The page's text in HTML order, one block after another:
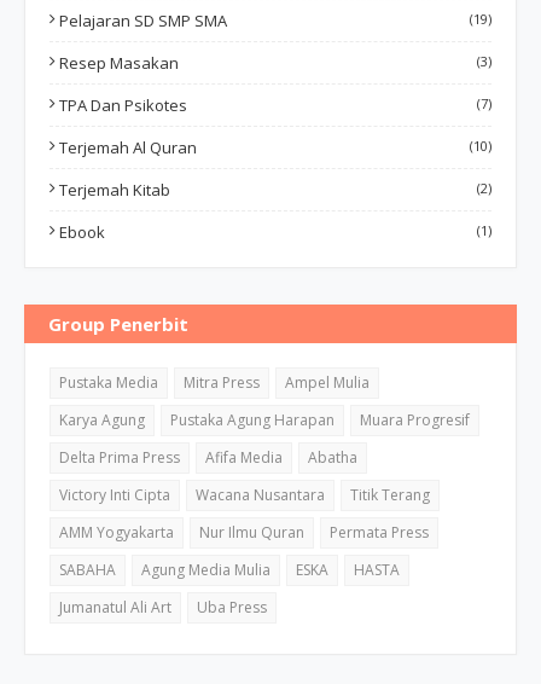
Pelajaran SD SMP SMA (19)
Resep Masakan (3)
TPA Dan Psikotes (7)
Terjemah Al Quran (10)
Terjemah Kitab (2)
Ebook (1)
Group Penerbit
Pustaka Media Mitra Press
Ampel Mulia
Karya Agung
Pustaka Agung Harapan
Muara Progresif
Delta Prima Press
Afifa Media
Abatha
Victory Inti Cipta
Wacana Nusantara
Titik Terang
AMM Yogyakarta
Nur Ilmu Quran
Permata Press
SABAHA
Agung Media Mulia ESKA
HASTA
Jumanatul Ali Art
Uba Press